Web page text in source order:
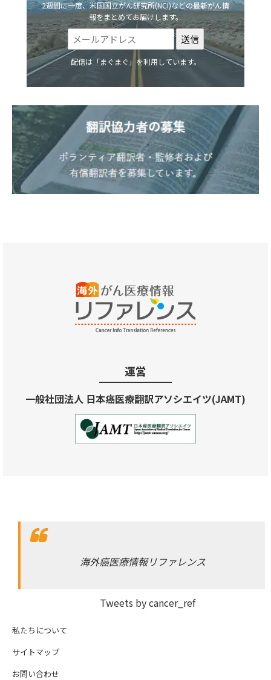
2週間に一度、米国国立がん研究所(NCI)などの最新がん情
報をまとめてお届けします。
配信は「まぐまぐ」を利用しています。
運営
一般社団法人 日本癌医療翻訳アソシエイツ(JAMT)
海外癌医療情報リファレンス
Tweets by cancer_ref
私たちについて
サイトマップ
お問い合わせ